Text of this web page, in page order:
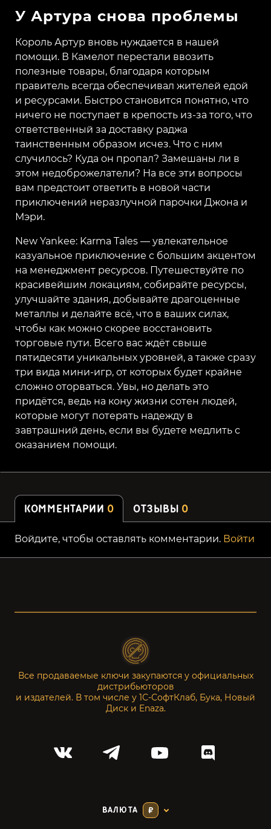
У Артура снова проблемы
Король Артур вновь нуждается в нашей
помощи. В Камелот перестали ввозить
полезные товары, благодаря которым
правитель всегда обеспечивал жителей едой
и ресурсами. Быстро становится понятно, что
ничего не поступает в крепость из-за того, что
ответственный за доставку раджа
таинственным образом исчез. Что с ним
случилось? Куда он пропал? Замешаны ли в
этом недоброжелатели? На все эти вопросы
вам предстоит ответить в новой части
приключений неразлучной парочки Джона и
Мэри.
New Yankee: Karma Tales — увлекательное
казуальное приключение с большим акцентом
на менеджмент ресурсов. Путешествуйте по
красивейшим локациям, собирайте ресурсы,
улучшайте здания, добывайте драгоценные
металлы и делайте всё, что в ваших силах,
чтобы как можно скорее восстановить
торговые пути. Всего вас ждёт свыше
пятидесяти уникальных уровней, а также сразу
три вида мини-игр, от которых будет крайне
сложно оторваться. Увы, но делать это
придётся, ведь на кону жизни сотен людей,
которые могут потерять надежду в
завтрашний день, если вы будете медлить с
оказанием помощи.
КОММЕНТАРИИ 0 ОТЗЫВЫ 0
Войдите, чтобы оставлять комментарии. Войти
Все продаваемые ключи закупаются у официальных
дистрибьюторов
и издателей. В том числе у 1С-СофтКлаб, Бука, Новый
Диск и Enaza.
ВАЛЮТА ₽